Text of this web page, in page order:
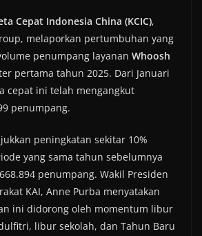
Cepat Indonesia China (KCIC),
melaporkan pertumbuhan yang
penumpang layanan Whoosh
pertama tahun 2025. Dari Januari
cepat ini telah mengangkut
penumpang.
peningkatan sekitar 10%
yang sama tahun sebelumnya
penumpang. Wakil Presiden
KAI, Anne Purba menyatakan
ini didorong oleh momentum libur
libur sekolah, dan Tahun Baru